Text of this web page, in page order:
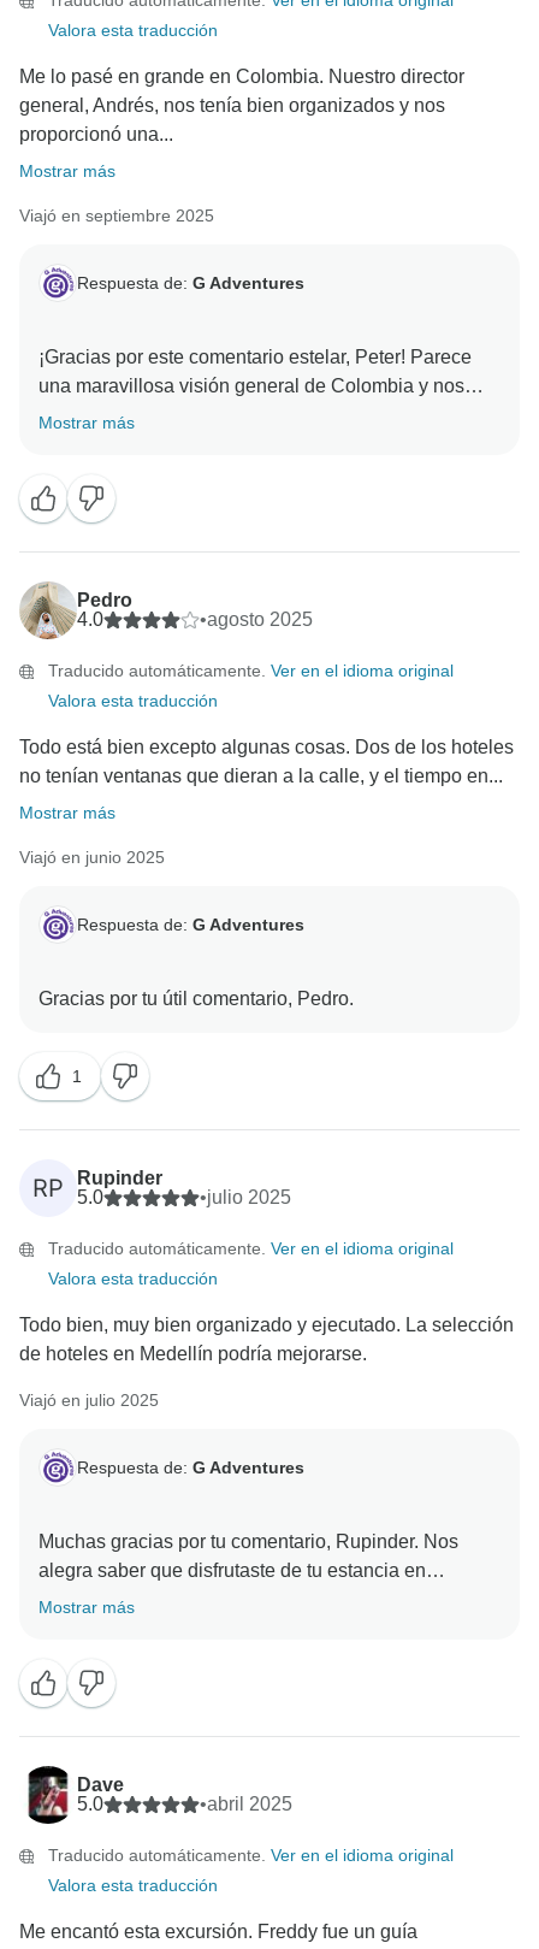
Valora esta traducción
Me lo pasé en grande en Colombia. Nuestro director
general, Andrés, nos tenía bien organizados y nos
proporcionó una...
Mostrar más
Viajó en septiembre 2025
Respuesta de: G Adventures
¡Gracias por este comentario estelar, Peter! Parece
una maravillosa visión general de Colombia y nos
alegra saber que Andrés ayudó a que fuera tan
Mostrar más
Pedro
4.0
•agosto 2025
Traducido automáticamente. Ver en el idioma original
Valora esta traducción
Todo está bien excepto algunas cosas. Dos de los hoteles
no tenían ventanas que dieran a la calle, y el tiempo en...
Mostrar más
Viajó en junio 2025
Respuesta de: G Adventures
1
RP
Rupinder
5.0
•julio 2025
Traducido automáticamente. Ver en el idioma original
Valora esta traducción
Todo bien, muy bien organizado y ejecutado. La selección
de hoteles en Medellín podría mejorarse.
Viajó en julio 2025
Respuesta de: G Adventures
Muchas gracias por tu comentario, Rupinder. Nos
alegra saber que disfrutaste de tu estancia en
Colombia y transmitiremos tus comentarios sobre el
Mostrar más
Dave
5.0
•abril 2025
Traducido automáticamente. Ver en el idioma original
Valora esta traducción
Me encantó esta excursión. Freddy fue un guía